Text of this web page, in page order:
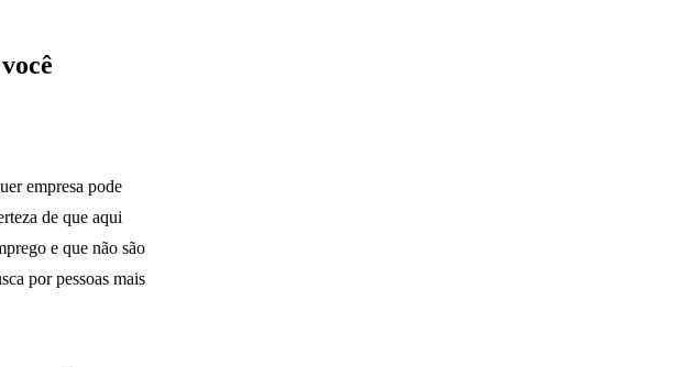
empresa pode
de que aqui
e que não são
por pessoas mais